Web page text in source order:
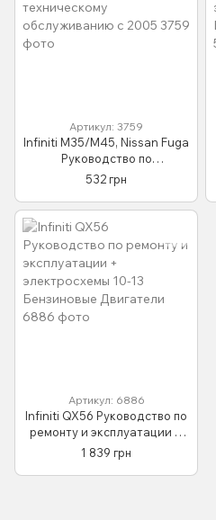
Артикул: 3759
Infiniti M35/M45, Nissan Fuga
Руководство по
эксплуатации и
техническому
обслуживанию с 2005
532 грн
Артикул: 6886
Infiniti QX56 Руководство по
ремонту и эксплуатации +
электросхемы 10-13
Бензиновые Двигатели
1 839 грн